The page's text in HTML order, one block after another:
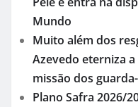
Mundo
Muito além dos
Azevedo eterniza
missão dos
Plano Safra 2026/